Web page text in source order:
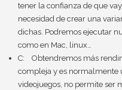
tener la confianza de que
necesidad de crear una
dichas. Podremos ejecutar
como en Mac, linux…
C: Obtendremos más
compleja y es normalmente
videojuegos, no permite ser